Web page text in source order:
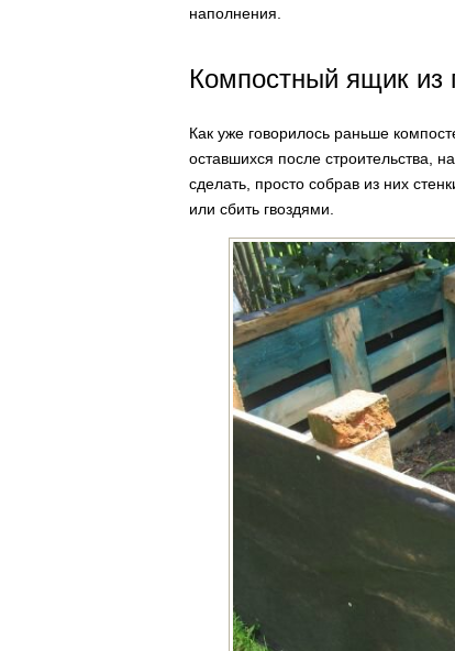
наполнения.
Компостный ящик из
Как уже говорилось раньше
оставшихся после строительства,
сделать, просто собрав из них
или сбить гвоздями.